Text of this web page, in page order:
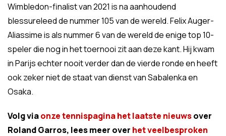
Wimbledon-finalist van 2021 is na aanhoudend
blessureleed de nummer 105 van de wereld. Felix Auger-
Aliassime is als nummer 6 van de wereld de enige top 10-
speler die nog in het toernooi zit aan deze kant. Hij kwam
in Parijs echter nooit verder dan de vierde ronde en heeft
ook zeker niet de staat van dienst van Sabalenka en
Osaka.
Volg viaonze tennispagina het laatste nieuwsover
Roland Garros, lees meer over het veelbesproken